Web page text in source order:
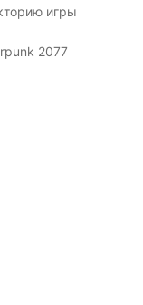
игры
2077